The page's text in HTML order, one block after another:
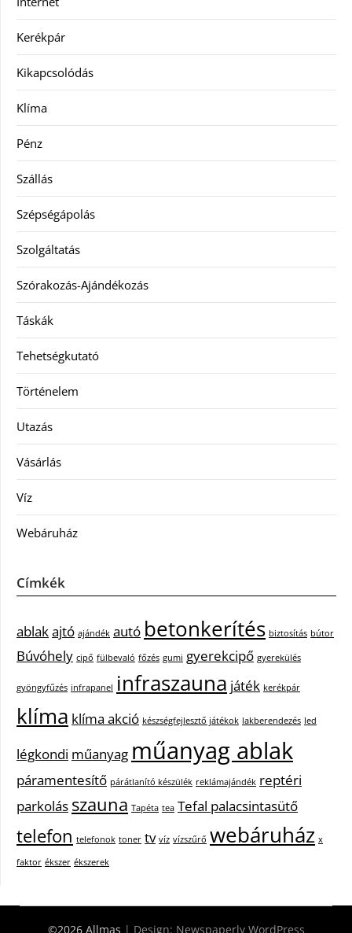
Kerékpár
Kikapcsolódás
Klíma
Pénz
Szállás
Szépségápolás
Szolgáltatás
Szórakozás-Ajándékozás
Táskák
Tehetségkutató
Történelem
Utazás
Vásárlás
Víz
Webáruház
Címkék
ablakajtó ajándék autó betonkerítés biztosítás bútor
Búvóhely cipő fülbevaló főzés gumi gyerekcipő gyerekülés
gyöngyfűzés infrapanel infraszauna játék kerékpár
klíma klíma akció készségfejlesztő játékok lakberendezés led
légkondi műanyag műanyag ablak
páramentesítő párátlanító készülék reklámajándék reptéri
parkolás szauna Tapéta tea Tefal palacsintasütő
telefon telefonok toner tv víz vízszűrő webáruház x
faktor ékszer ékszerek
©2026 Allmas | Design: Newspaperly WordPress